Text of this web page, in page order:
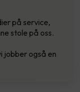
på service,
stole på oss.
jobber også en